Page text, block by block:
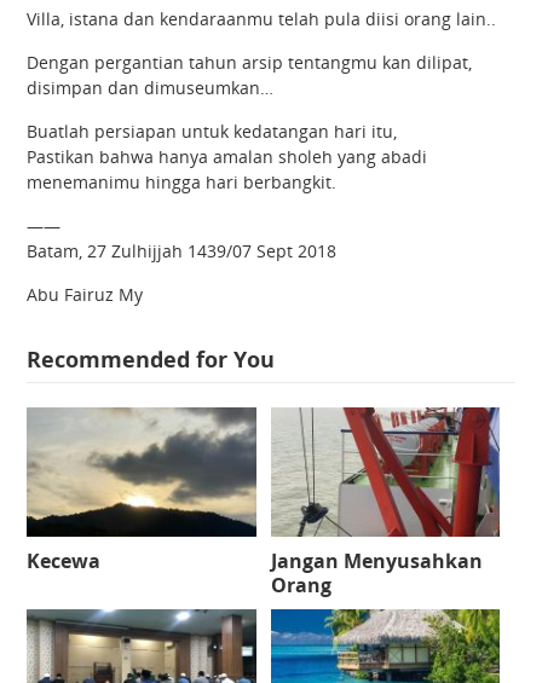
Villa, istana dan kendaraanmu telah pula diisi orang lain..
Dengan pergantian tahun arsip tentangmu kan dilipat,
disimpan dan dimuseumkan…
Buatlah persiapan untuk kedatangan hari itu,
Pastikan bahwa hanya amalan sholeh yang abadi
menemanimu hingga hari berbangkit.
——
Batam, 27 Zulhijjah 1439/07 Sept 2018
Abu Fairuz My
Recommended for You
Kecewa
Jangan Menyusahkan
Orang